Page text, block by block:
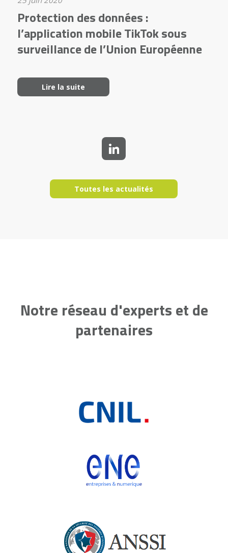
Protection des données :
l’application mobile TikTok sous
surveillance de l’Union Européenne
Lire la suite
Toutes les actualités
Notre réseau d'experts et de
partenaires